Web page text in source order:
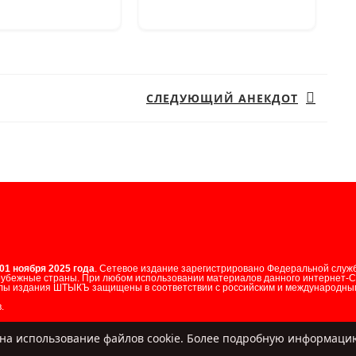
СЛЕДУЮЩИЙ АНЕКДОТ
01 ноября 2025 года . Сетевое издание зарегистрировано Федеральной
страны. При любом использовании материалов данного
издания ШТЫКЪ защищены в соответствии с российским и
использование файлов cookie. Более подробную